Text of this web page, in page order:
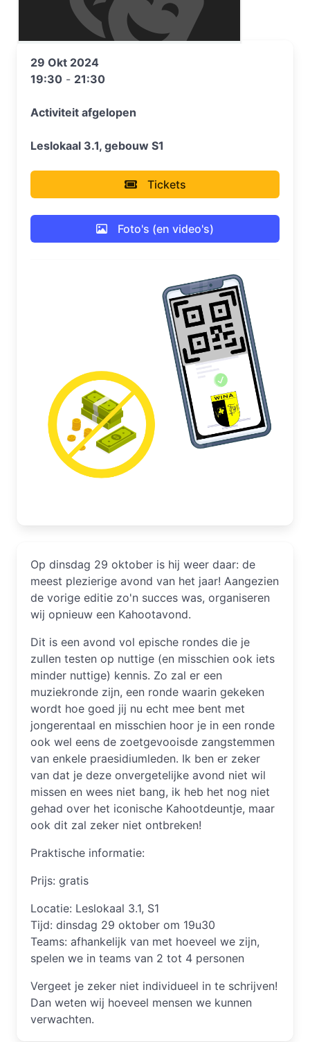
29 Okt 2024
19:30 - 21:30
Activiteit afgelopen
Leslokaal 3.1, gebouw S1
Tickets
Foto's (en video's)
Op dinsdag 29 oktober is hij weer daar: de
meest plezierige avond van het jaar! Aangezien
de vorige editie zo'n succes was, organiseren
wij opnieuw een Kahootavond.
Dit is een avond vol epische rondes die je
zullen testen op nuttige (en misschien ook iets
minder nuttige) kennis. Zo zal er een
muziekronde zijn, een ronde waarin gekeken
wordt hoe goed jij nu echt mee bent met
jongerentaal en misschien hoor je in een ronde
ook wel eens de zoetgevooisde zangstemmen
van enkele praesidiumleden. Ik ben er zeker
van dat je deze onvergetelijke avond niet wil
missen en wees niet bang, ik heb het nog niet
gehad over het iconische Kahootdeuntje, maar
ook dit zal zeker niet ontbreken!
Praktische informatie:
Prijs: gratis
Locatie: Leslokaal 3.1, S1
Tijd: dinsdag 29 oktober om 19u30
Teams: afhankelijk van met hoeveel we zijn,
spelen we in teams van 2 tot 4 personen
Vergeet je zeker niet individueel in te schrijven!
Dan weten wij hoeveel mensen we kunnen
verwachten.